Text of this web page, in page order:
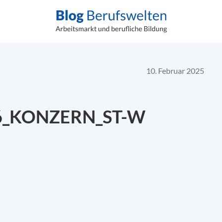
10. Februar 2025
W